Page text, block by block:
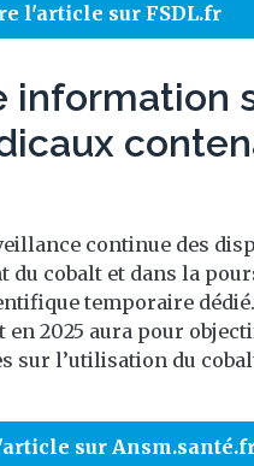
l'article sur FSDL.fr
information
continue des
du cobalt et dans la
temporaire
2025 aura pour
sur l’utilisation du
sur